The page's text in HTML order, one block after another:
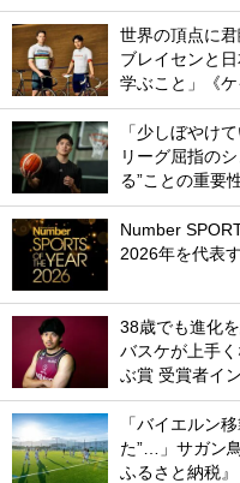
世界の頂点に
ブレイセンと
学ぶこと」《
「少しぼやけ
リーグ屈指の
る”ことの重要
Number
2026年を代表
38歳でも進化
バスケが上手
ぶ賞 受賞者イ
「バイエルン
た”…」サガン
ふるさと納税』